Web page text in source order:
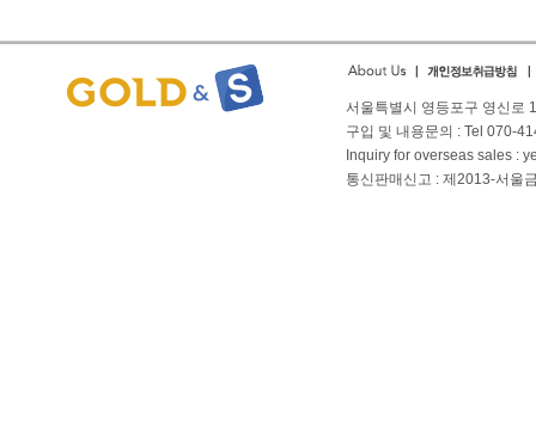
서울특별시 영등포구 영신로
구입 및 내용문의 : Tel 070-
Inquiry for overseas sales :
통신판매신고 : 제2013-서울